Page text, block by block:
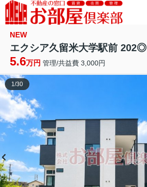
NEW
エクシア久留米大学駅前 202◎
5.6万円 管理/共益費 3,000円
1/30